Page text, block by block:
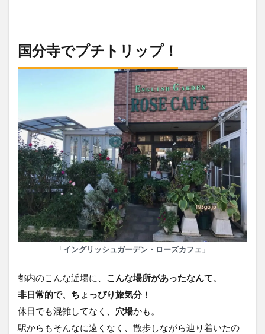
国分寺でプチトリップ！
「イングリッシュガーデン・ローズカフェ 」
都内のこんな近場に、 こんな場所があったなんて。
非日常的で、ちょっぴり旅気分！
休日でも混雑してなく、 穴場かも。
駅からもそんなに遠くなく、散歩しながら辿り着いたの